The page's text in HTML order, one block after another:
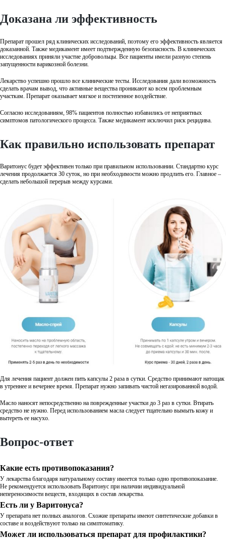
Доказана ли эффективность
Препарат прошел ряд клинических исследований, поэтому его эффективность является
доказанной. Также медикамент имеет подтвержденную безопасность. В клинических
исследованиях приняли участие добровольцы. Все пациенты имели разную степень
запущенности варикозной болезни.
Лекарство успешно прошло все клинические тесты. Исследования дали возможность
сделать врачам вывод, что активные вещества проникают ко всем проблемным
участкам. Препарат оказывает мягкое и постепенное воздействие.
Согласно исследованиям, 98% пациентов полностью избавились от неприятных
симптомов патологического процесса. Также медикамент исключил риск рецидива.
Как правильно использовать препарат
Варитонус будет эффективен только при правильном использовании. Стандартно курс
лечения продолжается 30 суток, но при необходимости можно продлить его. Главное –
сделать небольшой перерыв между курсами.
Для лечения пациент должен пить капсулы 2 раза в сутки. Средство принимают натощак
в утреннее и вечернее время. Препарат нужно запивать чистой негазированной водой.
Масло наносят непосредственно на поврежденные участки до 3 раз в сутки. Втирать
средство не нужно. Перед использованием масла следует тщательно вымыть кожу и
вытереть ее насухо.
Вопрос-ответ
Какие есть противопоказания?
У лекарства благодаря натуральному составу имеется только одно противопоказание.
Не рекомендуется использовать Варитонус при наличии индивидуальной
непереносимости веществ, входящих в состав лекарства.
Есть ли у Варитонуса?
У препарата нет полных аналогов. Схожие препараты имеют синтетические добавки в
составе и воздействуют только на симптоматику.
Может ли использоваться препарат для профилактики?